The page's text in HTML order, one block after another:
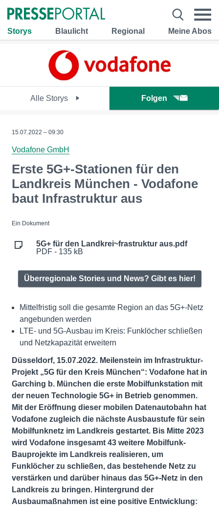
Storys Blaulicht Regional Meine Abos
Alle Storys Folgen
15.07.2022 – 09:30
Vodafone GmbH
Erste 5G+-Stationen für den
Landkreis München - Vodafone
baut Infrastruktur aus
Ein Dokument
5G+ für den Landkrei~frastruktur aus.pdf
PDF - 135 kB
Überregionale Stories und News? Gibt es hier!
Mittelfristig soll die gesamte Region an das 5G+-Netz
angebunden werden
LTE- und 5G-Ausbau im Kreis: Funklöcher schließen
und Netzkapazität erweitern
Düsseldorf, 15.07.2022. Meilenstein im Infrastruktur-
Projekt „5G für den Kreis München“: Vodafone hat in
Garching b. München die erste Mobilfunkstation mit
der neuen Technologie 5G+ in Betrieb genommen.
Mit der Eröffnung dieser mobilen Datenautobahn hat
Vodafone zugleich die nächste Ausbaustufe für sein
Mobilfunknetz im Landkreis gestartet. Bis Mitte 2023
wird Vodafone insgesamt 43 weitere Mobilfunk-
Bauprojekte im Landkreis realisieren, um
Funklöcher zu schließen, das bestehende Netz zu
verstärken und darüber hinaus das 5G+-Netz in den
Landkreis zu bringen. Hintergrund der
Ausbaumaßnahmen ist eine positive Entwicklung: